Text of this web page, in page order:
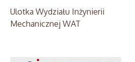
Ulotka Wydziału Inżynierii
Mechanicznej WAT